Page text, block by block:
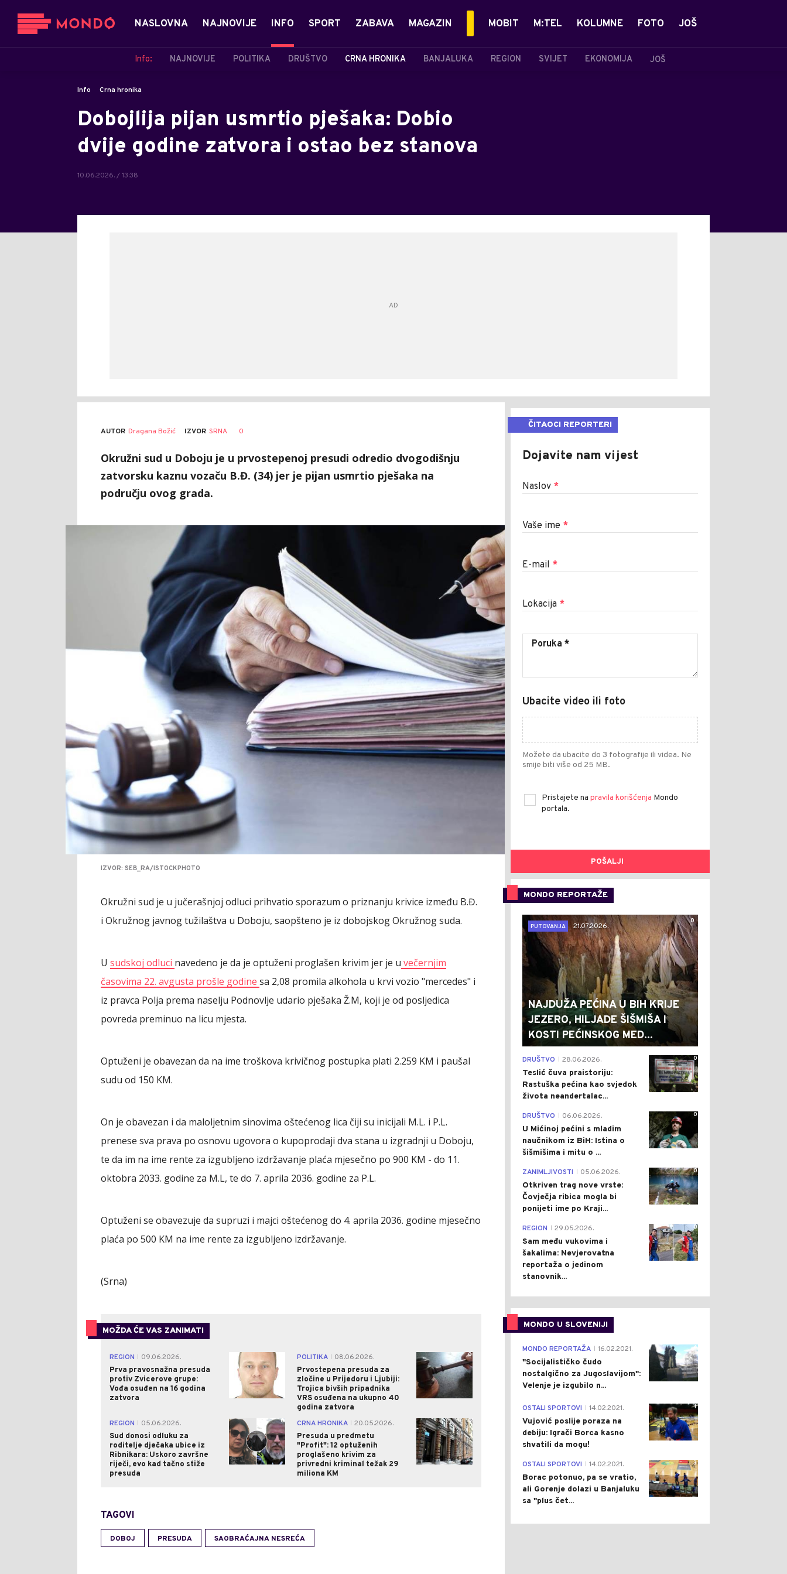
NASLOVNA NAJNOVIJE INFO
Info: NAJNOVIJE POLITIKA DRUŠTVO CRNA HRONIKA BANJALUKA REGION SVIJET EKONOMIJA JOŠ
SPORT ZABAVA MAGAZIN MOBIT M:TEL KOLUMNE FOTO JOŠ
Info Crna hronika
Dobojlija pijan usmrtio pješaka: Dobio
dvije godine zatvora i ostao bez stanova
10.06.2026. / 13:38
AUTOR Dragana Božić IZVOR SRNA 0
Okružni sud u Doboju je u prvostepenoj presudi odredio dvogodišnju
zatvorsku kaznu vozaču B.Đ. (34) jer je pijan usmrtio pješaka na
području ovog grada.
IZVOR: SEB_RA/ISTOCKPHOTO
Okružni sud je u jučerašnjoj odluci prihvatio sporazum o priznanju krivice između B.Đ.
i Okružnog javnog tužilaštva u Doboju, saopšteno je iz dobojskog Okružnog suda.
U sudskoj odluci navedeno je da je optuženi proglašen krivim jer je u večernjim
časovima 22. avgusta prošle godine sa 2,08 promila alkohola u krvi vozio "mercedes" i
iz pravca Polja prema naselju Podnovlje udario pješaka Ž.M, koji je od posljedica
povreda preminuo na licu mjesta.
Optuženi je obavezan da na ime troškova krivičnog postupka plati 2.259 KM i paušal
sudu od 150 KM.
On je obavezan i da maloljetnim sinovima oštećenog lica čiji su inicijali M.L. i P.L.
prenese sva prava po osnovu ugovora o kupoprodaji dva stana u izgradnji u Doboju,
te da im na ime rente za izgubljeno izdržavanje plaća mjesečno po 900 KM - do 11.
oktobra 2033. godine za M.L, te do 7. aprila 2036. godine za P.L.
Optuženi se obavezuje da supruzi i majci oštećenog do 4. aprila 2036. godine mjesečno
plaća po 500 KM na ime rente za izgubljeno izdržavanje.
(Srna)
MOŽDA ĆE VAS ZANIMATI
REGION
09.06.2026.
Prva pravosnažna presuda
protiv Zvicerove grupe:
Vođa osuđen na 16 godina
zatvora
POLITIKA
08.06.2026.
Prvostepena presuda za
zločine u Prijedoru i Ljubiji:
Trojica bivših pripadnika
VRS osuđena na ukupno 40
godina zatvora
0
REGION
05.06.2026.
Sud donosi odluku za
roditelje dječaka ubice iz
Ribnikara: Uskoro završne
riječi, evo kad tačno stiže
presuda
0 CRNA HRONIKA
20.05.2026.
Presuda u predmetu
"Profit": 12 optuženih
proglašeno krivim za
privredni kriminal težak 29
miliona KM
0
TAGOVI
DOBOJ PRESUDA SAOBRAĆAJNA NESREĆA
ČITAOCI REPORTERI
Dojavite nam vijest
Naslov *
Vaše ime *
E-mail *
Lokacija *
Ubacite video ili foto
Možete da ubacite do 3 fotografije ili videa. Ne
smije biti više od 25 MB.
Pristajete na pravila korišćenja Mondo
portala.
POŠALJI
MONDO REPORTAŽE
0
PUTOVANJA
21.07.2026.
NAJDUŽA PEĆINA U BIH KRIJE
JEZERO, HILJADE ŠIŠMIŠA I
KOSTI PEĆINSKOG MED...
0
DRUŠTVO 28.06.2026.
Teslić čuva praistoriju:
Rastuška pećina kao svjedok
života neandertalac...
0
DRUŠTVO 06.06.2026.
U Mićinoj pećini s mladim
naučnikom iz BiH: Istina o
šišmišima i mitu o ...
0
ZANIMLJIVOSTI 05.06.2026.
Otkriven trag nove vrste:
Čovječja ribica mogla bi
ponijeti ime po Kraji...
0
REGION 29.05.2026.
Sam među vukovima i
šakalima: Nevjerovatna
reportaža o jedinom
stanovnik...
MONDO U SLOVENIJI
4
MONDO REPORTAŽA 16.02.2021.
"Socijalističko čudo
nostalgično za Jugoslavijom":
Velenje je izgubilo n...
1
OSTALI SPORTOVI 14.02.2021.
Vujović poslije poraza na
debiju: Igrači Borca kasno
shvatili da mogu!
3
OSTALI SPORTOVI 14.02.2021.
Borac potonuo, pa se vratio,
ali Gorenje dolazi u Banjaluku
sa "plus čet...